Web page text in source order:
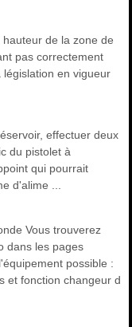
de la zone de
pas correctement
en vigueur
effectuer deux
du pistolet à
qui pourrait
d'alime ...
Vous trouverez
dans les pages
possible :
et fonction changeur d